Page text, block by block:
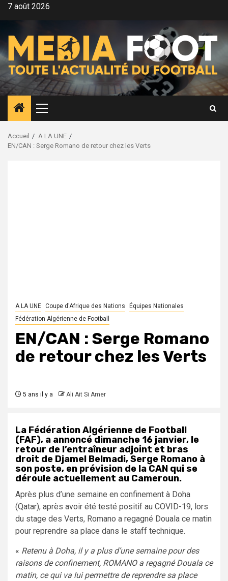
Aller7 août 2026
Menu
principal
Accueil
A LA UNE
EN/CAN : Serge Romano de retour chez les Verts
A LA UNE Coupe d'Afrique des Nations
Équipes Nationales
Fédération Algérienne de Football
EN/CAN : Serge Romano
de retour chez les Verts
5 ans il y a Ali Ait Si Amer
La Fédération Algérienne de Football
(FAF), a annoncé dimanche 16 janvier, le
retour de l’entraîneur adjoint et bras
droit de Djamel Belmadi, Serge Romano à
son poste, en prévision de la CAN qui se
déroule actuellement au Cameroun.
Après plus d’une semaine en confinement à Doha
(Qatar), après avoir été testé positif au COVID-19, lors
du stage des Verts, Romano a regagné Douala ce matin
pour reprendre sa place dans le staff technique.
« Retenu à Doha, il y a plus d’une semaine pour des
raisons de confinement, ROMANO a regagné Douala ce
matin, ce qui va lui permettre de reprendre sa place